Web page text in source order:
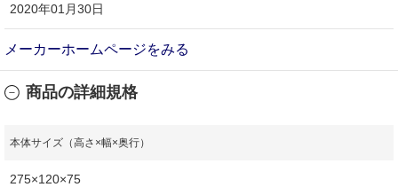
2020年01月30日
メーカーホームページをみる
商品の詳細規格
本体サイズ（高さ×幅×奥行）
275×120×75